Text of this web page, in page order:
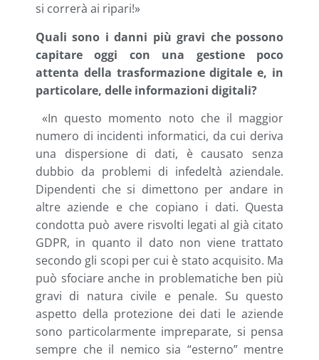
si correrà ai ripari!»
Quali sono i danni più gravi che possono
capitare oggi con una gestione poco
attenta della trasformazione digitale e, in
particolare, delle informazioni digitali?
«In questo momento noto che il maggior
numero di incidenti informatici, da cui deriva
una dispersione di dati, è causato senza
dubbio da problemi di infedeltà aziendale.
Dipendenti che si dimettono per andare in
altre aziende e che copiano i dati. Questa
condotta può avere risvolti legati al già citato
GDPR, in quanto il dato non viene trattato
secondo gli scopi per cui è stato acquisito. Ma
può sfociare anche in problematiche ben più
gravi di natura civile e penale. Su questo
aspetto della protezione dei dati le aziende
sono particolarmente impreparate, si pensa
sempre che il nemico sia “esterno” mentre